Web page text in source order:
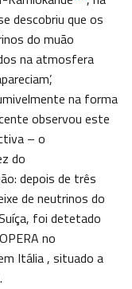
descobriu que os
do muão
na atmosfera
na forma
observou este
– o
do
depois de três
de neutrinos do
foi detetado
no
Itália , situado a